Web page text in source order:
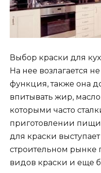
Выбор краски для
На нее возлагается
функция, также она
впитывать жир,
которыми часто
приготовлении
для краски
строительном рынке
видов краски и еще